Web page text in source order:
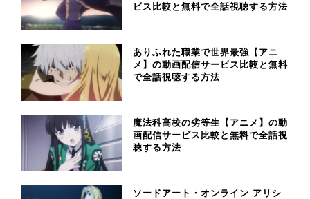
ビス比較と無料で全話視聴する方法
ありふれた職業で世界最強【アニ
メ】の動画配信サービス比較と無料
で全話視聴する方法
魔法科高校の劣等生【アニメ】の動
画配信サービス比較と無料で全話視
聴する方法
ソードアート・オンライン アリシ